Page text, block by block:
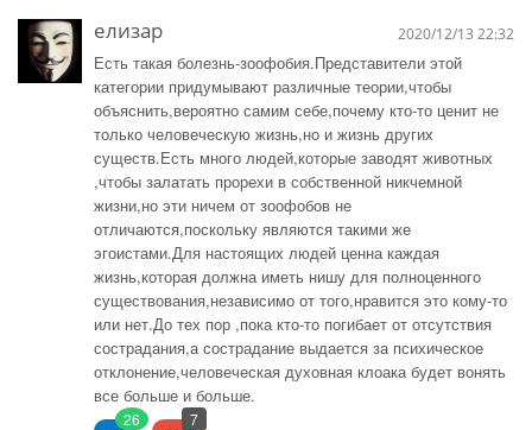
елизар 2020/12/13 22:32
Есть такая болезнь-зоофобия.Представители этой
категории придумывают различные теории,чтобы
объяснить,вероятно самим себе,почему кто-то ценит не
только человеческую жизнь,но и жизнь других
существ.Есть много людей,которые заводят животных
,чтобы залатать прорехи в собственной никчемной
жизни,но эти ничем от зоофобов не
отличаются,поскольку являются такими же
эгоистами.Для настоящих людей ценна каждая
жизнь,которая должна иметь нишу для полноценного
существования,независимо от того,нравится это кому-то
или нет.До тех пор ,пока кто-то погибает от отсутствия
сострадания,а сострадание выдается за психическое
отклонение,человеческая духовная клоака будет вонять
все больше и больше.
26 7